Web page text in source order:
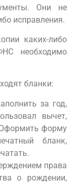
Они не
исправления.
каких-либо
необходимо
бланки:
за год,
вычет,
форму
бланк,
права
о рождении,